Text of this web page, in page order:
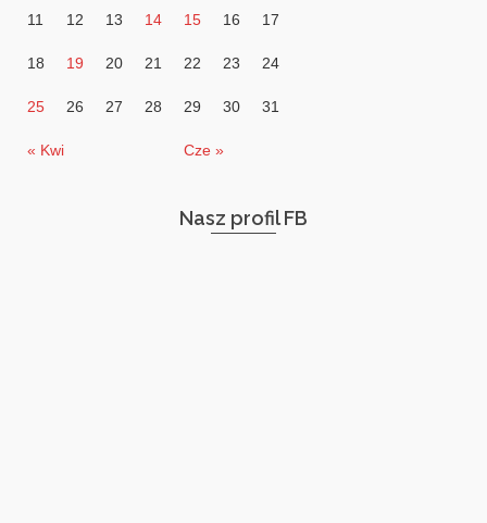
« Kwi Cze »
11 12 13 14 15 16 17
18 19 20 21 22 23 24
25 26 27 28 29 30 31
Nasz profil FB